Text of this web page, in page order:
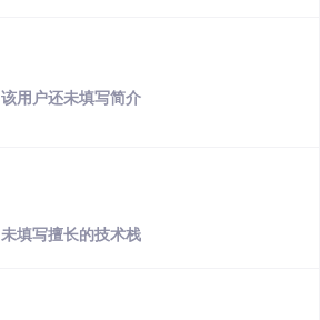
该用户还未填写简介
未填写擅长的技术栈